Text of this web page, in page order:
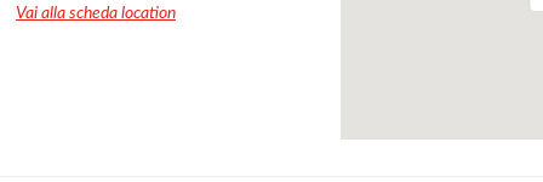
Vai alla scheda location